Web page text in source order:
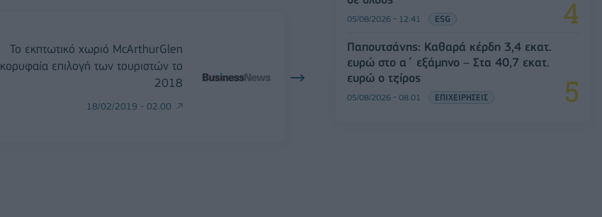
Το εκπτωτικό χωριό McArthurGlen
κορυφαία επιλογή των τουριστών το
2018
18/02/2019 - 02:00
05/08/2026 - 12:41 ESG
Παπουτσάνης: Καθαρά κέρδη 3,4 εκατ.
ευρώ στο α΄ εξάμηνο – Στα 40,7 εκατ.
ευρώ ο τζίρος
05/08/2026 - 08:01 ΕΠΙΧΕΙΡΗΣΕΙΣ